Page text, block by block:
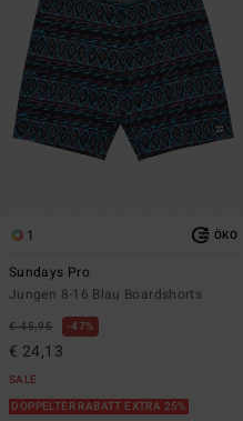
1 ÖKO
Sundays Pro
Jungen 8-16 Blau Boardshorts
€ 45,95 47%
€ 24,13
SALE
DOPPELTER RABATT EXTRA 25%